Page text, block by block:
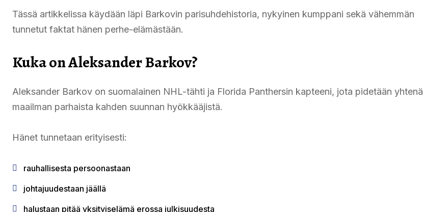
Tässä artikkelissa käydään läpi Barkovin parisuhdehistoria, nykyinen kumppani sekä vähemmän
tunnetut faktat hänen perhe-elämästään.
Kuka on Aleksander Barkov?
Aleksander Barkov on suomalainen NHL-tähti ja Florida Panthersin kapteeni, jota pidetään yhtenä
maailman parhaista kahden suunnan hyökkääjistä.
Hänet tunnetaan erityisesti:
rauhallisesta persoonastaan
johtajuudestaan jäällä
halustaan pitää yksityiselämä erossa julkisuudesta